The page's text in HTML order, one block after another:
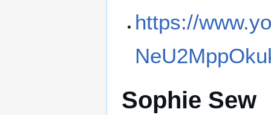
https://
Sophie Sew